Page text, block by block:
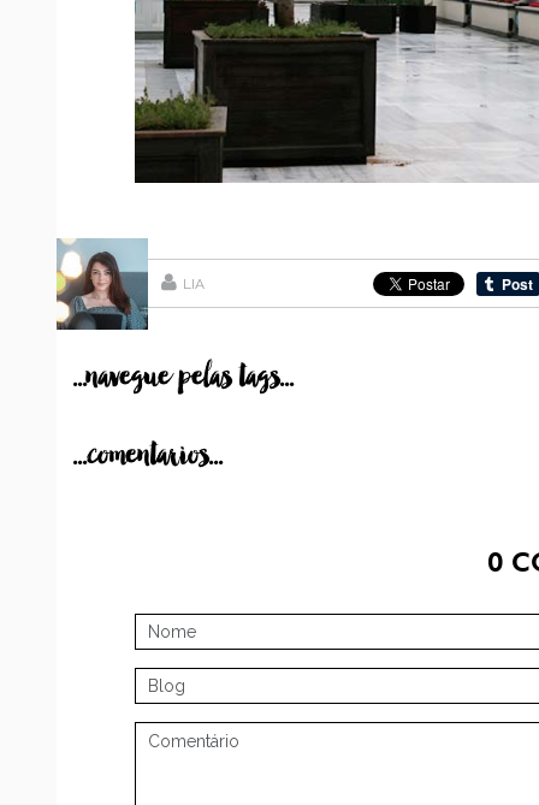
LIA
...navegue pelas tags...
...comentarios...
0